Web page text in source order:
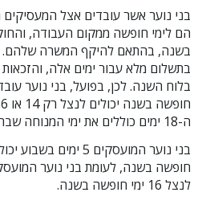
בני נוער אשר עובדים אצל
בשנה, בהתאם להיקף המשרה שלהם.
בתשלום מלא עבור ימים אלה,
ה-18 ימים כוללים את ימי המנוחה שבהם לא עובדים.
לנצל 16 ימי חופשה בשנה.